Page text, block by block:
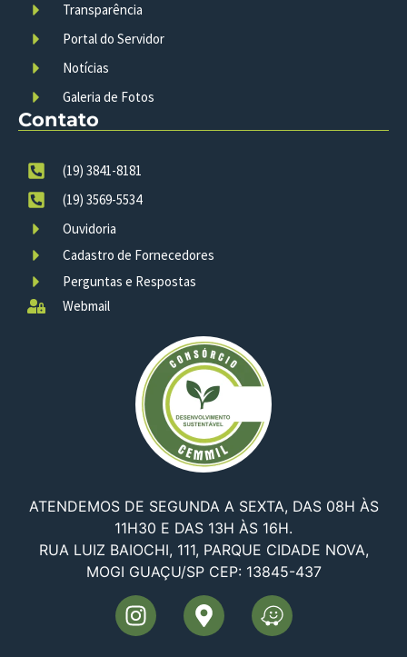
ATENDEMOS DE SEGUNDA A SEXTA, DAS 08H ÀS
11H30 E DAS 13H ÀS 16H.
RUA LUIZ BAIOCHI, 111, PARQUE CIDADE NOVA,
MOGI GUAÇU/SP CEP: 13845-437
Transparência
Portal do Servidor
Notícias
Galeria de Fotos
Contato
(19) 3841-8181
(19) 3569-5534
Ouvidoria
Cadastro de Fornecedores
Perguntas e Respostas
Webmail